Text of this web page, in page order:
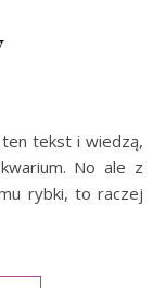
No ale z
rybki, to raczej